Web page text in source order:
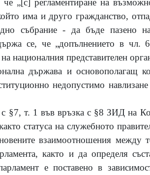
има и друго гражданство,
събрание - да бъде пазено
се, че „допълнението в чл.
националния представителен
държава и основополагащ
недопустимо
с §7, т. 1 във връзка с §8 ЗИД на
статуса на служебното
взаимоотношения между
както и да определя
е поставено в